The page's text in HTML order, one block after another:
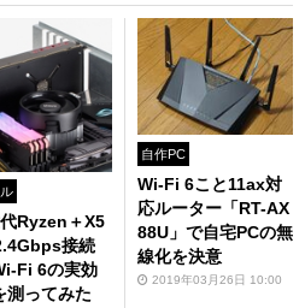
Ryzen＋X5
接続
Fi 6の実効
測ってみた
自作PC
Wi-Fi 6こと11ax対
応ルーター「RT-AX
88U」で自宅PCの無
線化を決意
2019年03月26日 10:00